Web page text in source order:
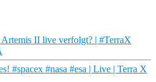
II live verfolgt? | #TerraX
#spacex #nasa #esa | Live | Terra X